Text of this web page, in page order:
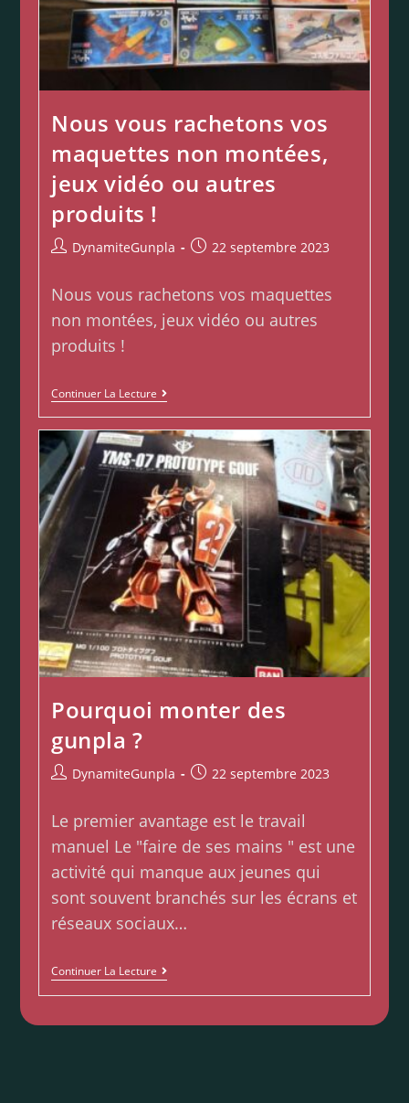
Nous vous rachetons vos
maquettes non montées,
jeux vidéo ou autres
produits !
DynamiteGunpla 22 septembre 2023
Nous vous rachetons vos maquettes
non montées, jeux vidéo ou autres
produits !
Continuer La Lecture
Pourquoi monter des
gunpla ?
DynamiteGunpla 22 septembre 2023
Le premier avantage est le travail
manuel Le "faire de ses mains " est une
activité qui manque aux jeunes qui
sont souvent branchés sur les écrans et
réseaux sociaux…
Continuer La Lecture